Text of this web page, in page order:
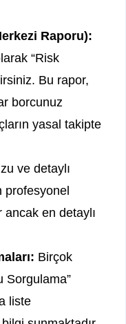
Raporu):
“Risk
Bu rapor,
borcunuz
yasal takipte
ve detaylı
profesyonel
ancak en detaylı
Birçok
Sorgulama”
liste